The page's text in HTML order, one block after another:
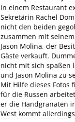
In einem Restaurant
Sekretärin Rachel
nicht den beiden
zusammen mit
Jason Molina, der
Gäste verkauft.
nicht mit sich spaßen
und Jason Molina zu
Mit Hilfe dieses Fotos
für die Russen
er die Handgranaten
West kommt